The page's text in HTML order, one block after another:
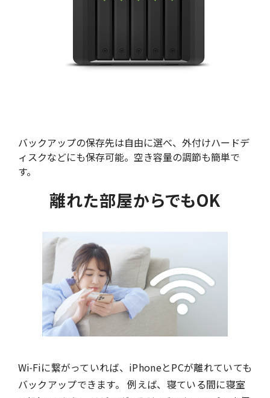
バックアップの保存先は自由に選べ、外付けハードデ
ィスクなどにも保存可能。空き容量の調節も簡単で
す。
離れた部屋からでもOK
Wi-Fiに繋がっていれば、iPhoneとPCが離れていても
バックアップできます。 例えば、寝ている間に寝室